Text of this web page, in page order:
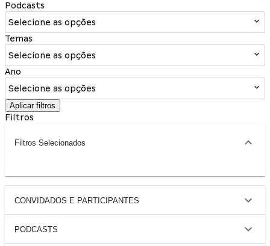
Podcasts
Selecione as opções
Temas
Selecione as opções
Ano
Selecione as opções
Aplicar filtros
Filtros
Filtros Selecionados
CONVIDADOS E PARTICIPANTES
PODCASTS